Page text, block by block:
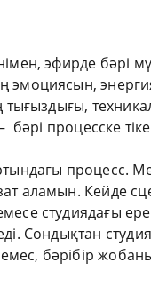
эфирде бәрі
эмоциясын,
тығыздығы,
бәрі процесске
процесс.
аламын. Кейде
студиядағы
Сондықтан
емес, бәрібір